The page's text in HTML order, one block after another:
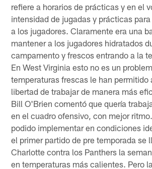
refiere a horarios de prácticas y en el
intensidad de jugadas y prácticas
a los jugadores. Claramente era una
mantener a los jugadores hidratados
campamento y frescos entrando a la
En West Virginia esto no es un
temperaturas frescas le han permitido
libertad de trabajar de manera más
Bill O'Brien comentó que quería
en el cuadro ofensivo, con mejor
podido implementar en condiciones
el primer partido de pre temporada se
Charlotte contra los Panthers la
en temperaturas más calientes. Pero